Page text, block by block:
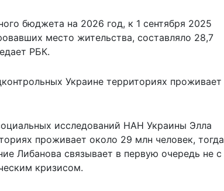
бюджета на 2026 год, к 1 сентября 2025
место жительства, составляло 28,7
РБК.
Украине территориях проживает
исследований НАН Украины Элла
проживает около 29 млн человек, тогда
Либанова связывает в первую очередь не с
кризисом.